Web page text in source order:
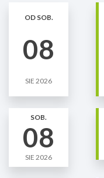
OD SOB.
08
SIE 2026
SOB.
08
SIE 2026